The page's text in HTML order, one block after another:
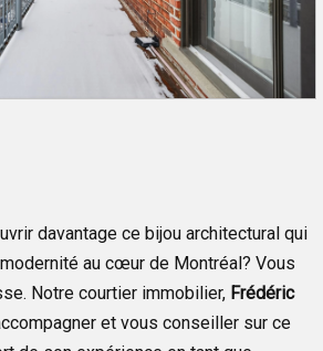
davantage ce bijou architectural qui
au cœur de Montréal? Vous
Notre courtier immobilier, Frédéric
et vous conseiller sur ce